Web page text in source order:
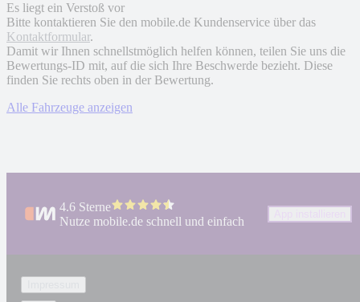
Es liegt ein Verstoß vor
Bitte kontaktieren Sie den mobile.de Kundenservice über das
Kontaktformular.
Damit wir Ihnen schnellstmöglich helfen können, teilen Sie uns die
Bewertungs-ID mit, auf die sich Ihre Beschwerde bezieht. Diese
finden Sie rechts oben in der Bewertung.
Alle Fahrzeuge anzeigen
4.6 Sterne
Nutze mobile.de schnell und einfach